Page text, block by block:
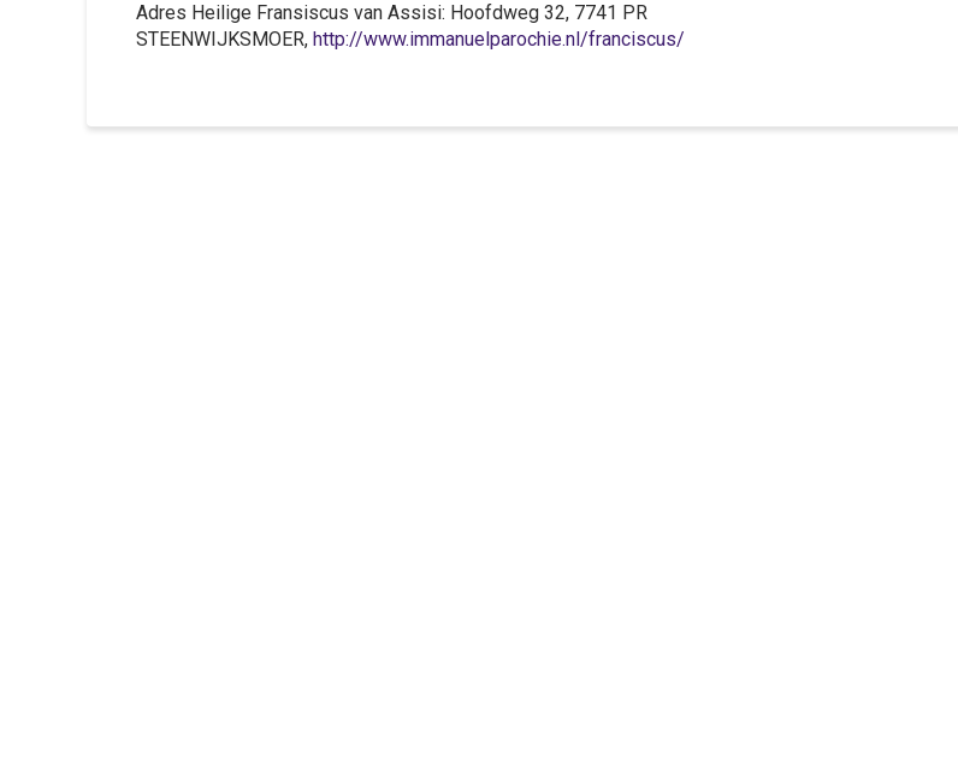
Adres Heilige Fransiscus van Assisi: Hoofdweg 32, 7741 PR
STEENWIJKSMOER, http://www.immanuelparochie.nl/franciscus/